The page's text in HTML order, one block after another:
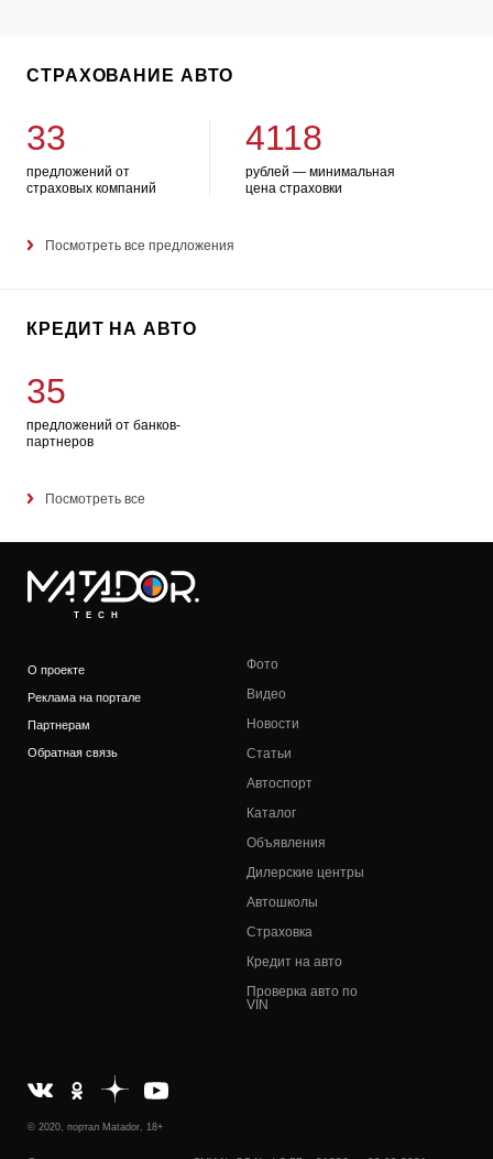
СТРАХОВАНИЕ АВТО
33
предложений от
страховых компаний
4118
рублей — минимальная
цена страховки
Посмотреть все предложения
КРЕДИТ НА АВТО
35
предложений от банков-
партнеров
Посмотреть все
TECH
О проекте
Реклама на портале
Партнерам
Обратная связь
Фото
Видео
Новости
Статьи
Автоспорт
Каталог
Объявления
Дилерские центры
Автошколы
Страховка
Кредит на авто
Проверка авто по
VIN
© 2020, портал Matador, 18+